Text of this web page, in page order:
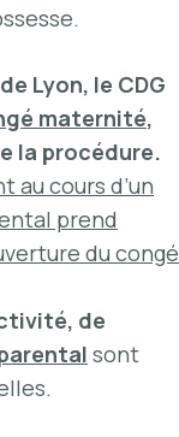
Lyon, le CDG
maternité,
la procédure.
au cours d’un
prend
du congé
de
sont